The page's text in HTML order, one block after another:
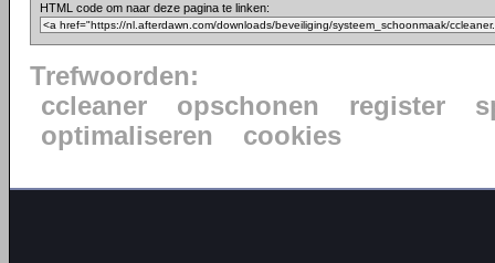
HTML code om naar deze pagina te linken:
Trefwoorden:
ccleaner
opschonen register
optimaliseren
cookies